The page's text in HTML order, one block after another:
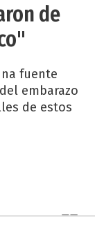
de
fuente
embarazo
de estos